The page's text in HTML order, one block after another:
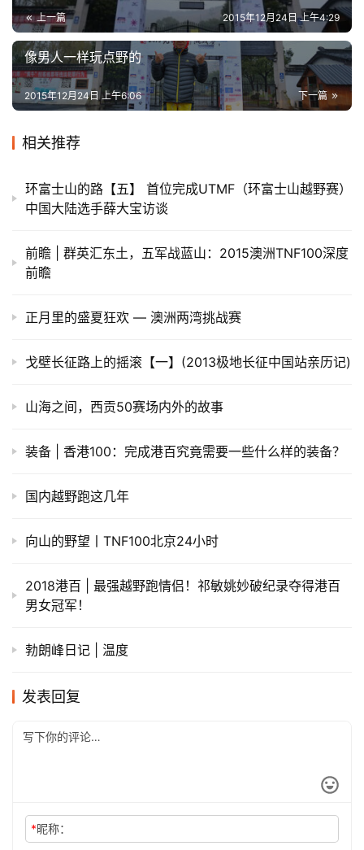
比
赛
观
察
装
训
视
户
动
上一篇 2015年12月24日 上午4:29
像男人一样玩点野的
下一篇
2015年12月24日 上午6:06
相关推荐
环富士山的路【五】 首位完成UTMF（环富士山越野赛）
中国大陆选手薛大宝访谈
前瞻 | 群英汇东土，五军战蓝山：2015澳洲TNF100深度
前瞻
正月里的盛夏狂欢 — 澳洲两湾挑战赛
戈壁长征路上的摇滚【一】(2013极地长征中国站亲历记)
山海之间，西贡50赛场内外的故事
装备 | 香港100：完成港百究竟需要一些什么样的装备？
国内越野跑这几年
向山的野望丨TNF100北京24小时
2018港百 | 最强越野跑情侣！祁敏姚妙破纪录夺得港百
男女冠军！
勃朗峰日记 | 温度
发表回复
*昵称：